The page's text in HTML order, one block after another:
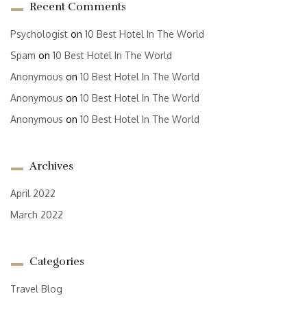
Recent Comments
Psychologist on 10 Best Hotel In The World
Spam on 10 Best Hotel In The World
Anonymous on 10 Best Hotel In The World
Anonymous on 10 Best Hotel In The World
Anonymous on 10 Best Hotel In The World
Archives
April 2022
March 2022
Categories
Travel Blog